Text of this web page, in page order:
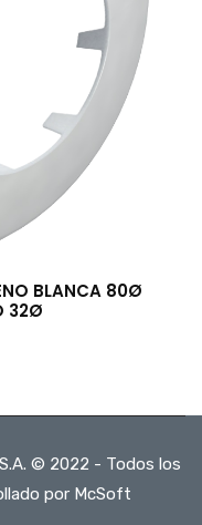
BLANCA 80Ø
32Ø
© 2022 - Todos los
por McSoft